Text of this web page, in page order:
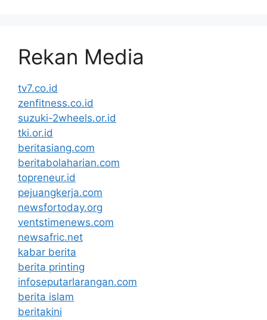
Rekan Media
tv7.co.id
zenfitness.co.id
suzuki-2wheels.or.id
tki.or.id
beritasiang.com
beritabolaharian.com
topreneur.id
pejuangkerja.com
newsfortoday.org
ventstimenews.com
newsafric.net
kabar berita
berita printing
infoseputarlarangan.com
berita islam
beritakini